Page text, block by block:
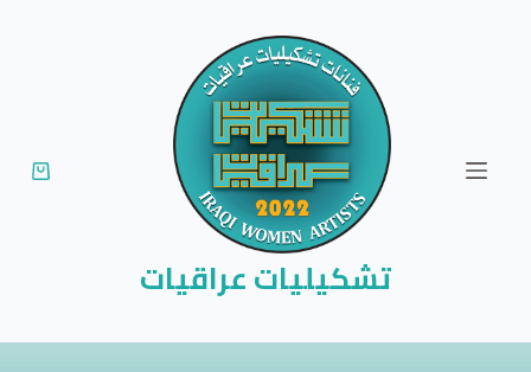
تشكيليات عراقيات